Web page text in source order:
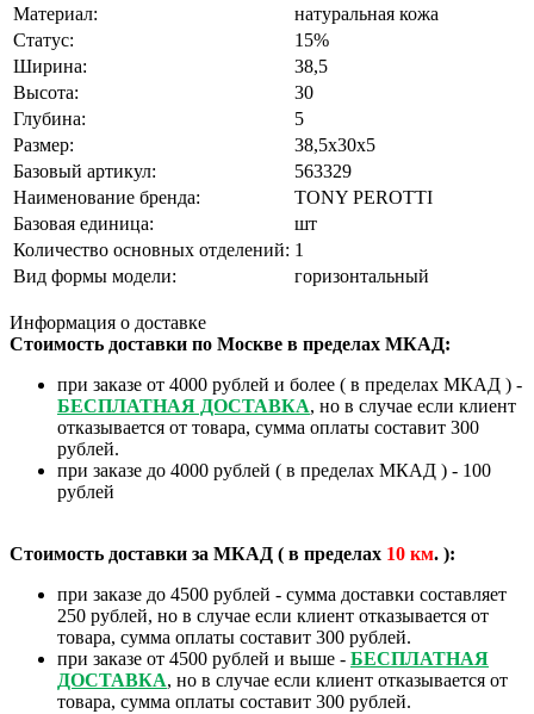
Материал:
натуральная кожа
Статус:
15%
Ширина:
38,5
Высота:
30
Глубина:
5
Размер:
38,5x30x5
Базовый артикул:
563329
Наименование бренда:
TONY PEROTTI
Базовая единица:
шт
Количество основных отделений: 1
Вид формы модели:
горизонтальный
Информация о доставке
Стоимость доставки по Москве в пределах МКАД:
при заказе от 4000 рублей и более ( в пределах МКАД ) -
БЕСПЛАТНАЯ ДОСТАВКА, но в случае если клиент
отказывается от товара, сумма оплаты составит 300
рублей.
при заказе до 4000 рублей ( в пределах МКАД ) - 100
рублей
Стоимость доставки за МКАД ( в пределах 10 км. ):
при заказе до 4500 рублей - сумма доставки составляет
250 рублей, но в случае если клиент отказывается от
товара, сумма оплаты составит 300 рублей.
при заказе от 4500 рублей и выше - БЕСПЛАТНАЯ
ДОСТАВКА, но в случае если клиент отказывается от
товара, сумма оплаты составит 300 рублей.